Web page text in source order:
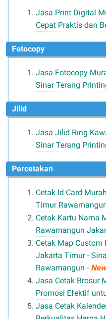
Jasa Print Digital
Cepat Praktis dan
Fotocopy
Jasa Fotocopy
Sinar Terang
Jilid
Jasa Jilid Ring
Sinar Terang
Percetakan
Cetak Id Card
Timur
Cetak Kartu Nama
Rawamangun
Cetak Map Custom
Jakarta Timur -
Rawamangun -
Jasa Cetak Brosur
Promosi Efektif
Jasa Cetak